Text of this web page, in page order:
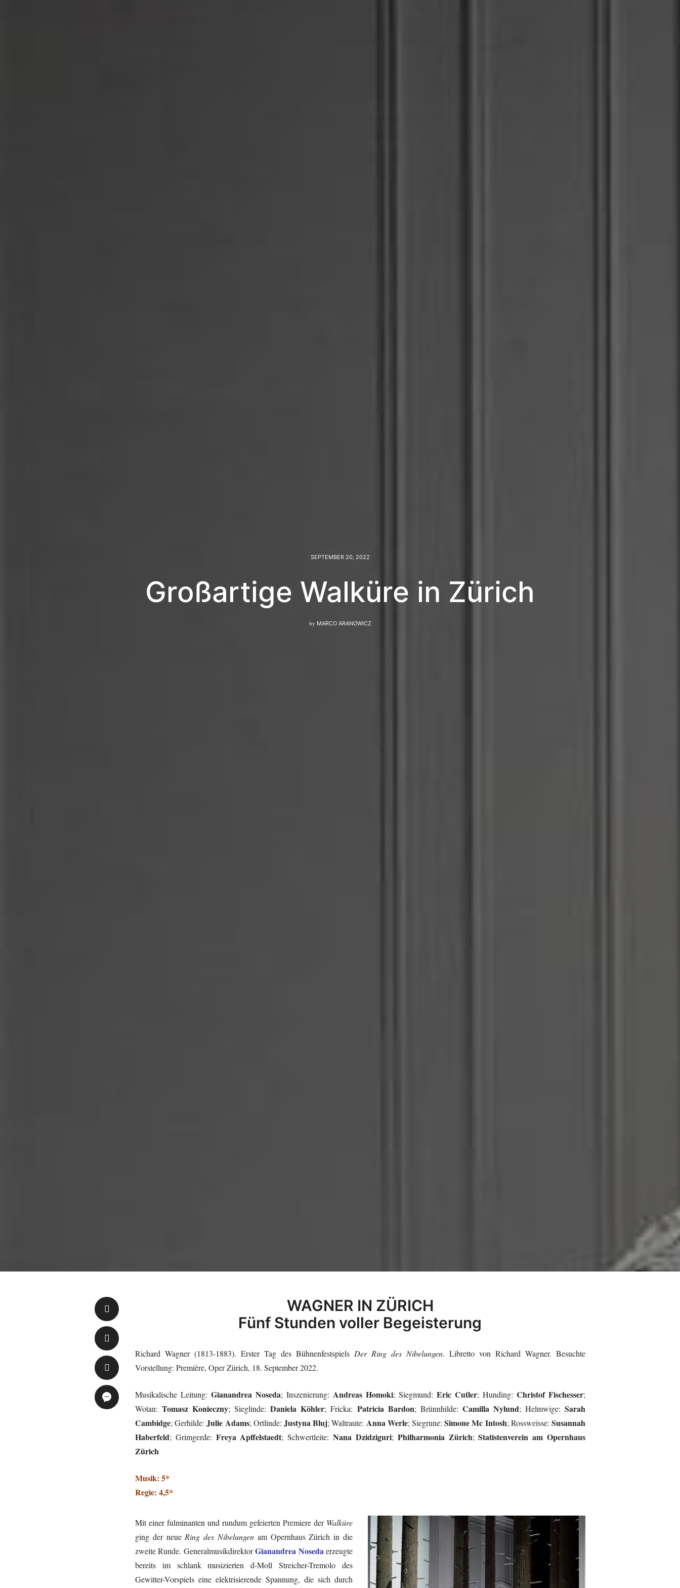
SEPTEMBER 20, 2022
Großartige Walküre in Zürich
by MARCO ARANOWICZ
WAGNER IN ZÜRICH
Fünf Stunden voller Begeisterung
Richard Wagner (1813-1883). Erster Tag des Bühnenfestspiels Der Ring des Nibelungen. Libretto von Richard Wagner. Besuchte
Vorstellung: Première, Oper Zürich, 18. September 2022.
Musikalische Leitung: Gianandrea Noseda; Inszenierung: Andreas Homoki; Siegmund: Eric Cutler; Hunding: Christof Fischesser;
Wotan:Tomasz Konieczny; Sieglinde:Daniela Köhler; Fricka: Patricia Bardon; Brünnhilde: Camilla Nylund; Helmwige:Sarah
Cambidge; Gerhilde:Julie Adams; Ortlinde:Justyna Bluj; Waltraute: Anna Werle; Siegrune:Simone Mc Intosh; Rossweisse:Susannah
Haberfeld; Grimgerde: Freya Apffelstaedt; Schwertleite:Nana Dzidziguri; Philharmonia Zürich;Statistenverein am Opernhaus
Zürich
Musik: 5*
Regie: 4,5*
Mit einer fulminanten und rundum gefeierten Premiere der Walküre
ging der neue Ring des Nibelungen am Opernhaus Zürich in die
zweite Runde. GeneralmusikdirektorGianandrea Noseda erzeugte
bereits im schlank musizierten d-Moll Streicher-Tremolo des
Gewitter-Vorspiels eine elektrisierende Spannung, die sich durch